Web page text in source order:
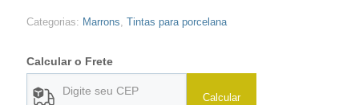
Categorias: Marrons Tintas para porcelana
Calcular o Frete
Calcular